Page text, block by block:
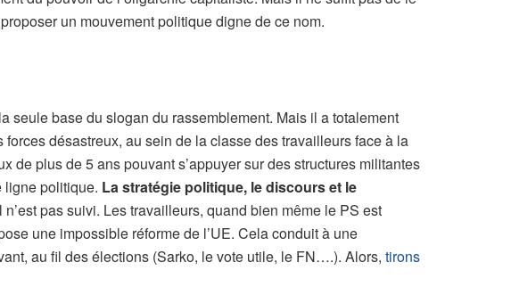
un mouvement politique digne de ce nom.
seule base du slogan du rassemblement. Mais il a totalement
désastreux, au sein de la classe des travailleurs face à la
de plus de 5 ans pouvant s’appuyer sur des structures militantes
ligne politique. La stratégie politique, le discours et le
pas suivi. Les travailleurs, quand bien même le PS est
une impossible réforme de l’UE. Cela conduit à une
au fil des élections (Sarko, le vote utile, le FN….). Alors, tirons